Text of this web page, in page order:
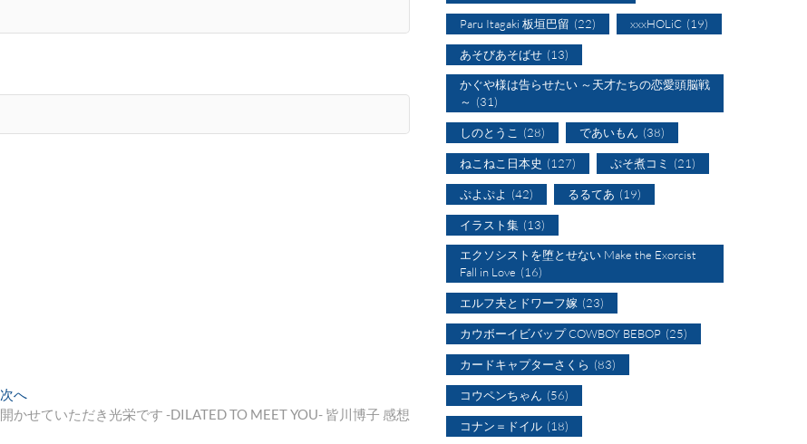
次へ
の
開かせていただき光栄です -DILATED TO MEET YOU- 皆川博子 感想
Paru Itagaki 板垣巴留 (22) xxxHOLiC (19)
あそびあそばせ (13)
かぐや様は告らせたい ～天才たちの恋愛頭脳戦
～ (31)
しのとうこ (28) であいもん (38)
ねこねこ日本史 (127) ぷそ煮コミ (21)
ぷよぷよ (42) るるてあ (19)
イラスト集 (13)
エクソシストを堕とせない Make the Exorcist
Fall in Love (16)
エルフ夫とドワーフ嫁 (23)
カウボーイビバップ COWBOY BEBOP (25)
カードキャプターさくら (83)
コウペンちゃん (56)
コナン＝ドイル (18)